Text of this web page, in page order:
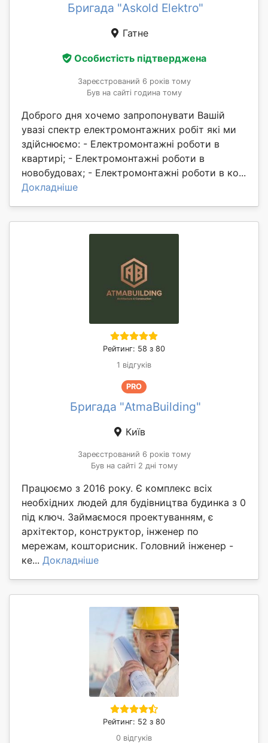
Бригада "Askold Elektro"
Гатне
Особистість підтверджена
Зареєстрований 6 років тому
Був на сайті година тому
Доброго дня хочемо запропонувати Вашій
увазі спектр електромонтажних робіт які ми
здійснюємо: - Електромонтажні роботи в
квартирі; - Електромонтажні роботи в
новобудовах; - Електромонтажні роботи в ко...
Докладніше
Рейтинг: 58 з 80
1 відгуків
PRO
Бригада "AtmaBuilding"
Київ
Зареєстрований 6 років тому
Був на сайті 2 дні тому
Працюємо з 2016 року. Є комплекс всіх
необхідних людей для будівництва будинка з 0
під ключ. Займаємося проектуванням, є
архітектор, конструктор, інженер по
мережам, кошторисник. Головний інженер -
ке... Докладніше
Рейтинг: 52 з 80
0 відгуків